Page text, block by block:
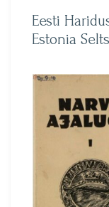
Eesti
Estonia